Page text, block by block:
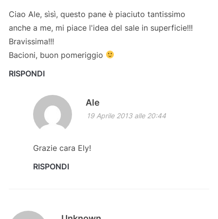
Ciao Ale, sìsì, questo pane è piaciuto tantissimo
anche a me, mi piace l'idea del sale in superficie!!!
Bravissima!!!
Bacioni, buon pomeriggio
RISPONDI
Ale
19 Aprile 2013 alle 20:44
Grazie cara Ely!
RISPONDI